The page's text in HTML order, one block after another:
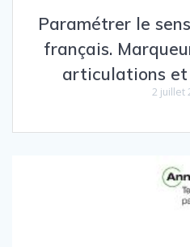
Paramétrer le
français.
articulations
2 juillet